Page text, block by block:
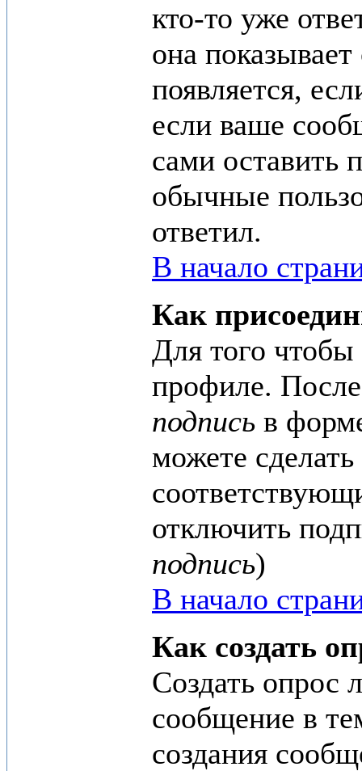
кто-то уже
она
появляется,
если ваше
сами оставить
обычные
ответил.
В начало
Как
Для того чтобы
профиле.
подпись в
можете
отключить
подпись)
В начало
Как создать
Создать опрос
сообщение в
создания